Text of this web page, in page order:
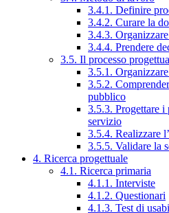
3.4.1. Definire
3.4.2. Curare la
3.4.3.
3.4.4. Prendere
3.5. Il processo
3.5.1.
3.5.2.
pubblico
3.5.3. Progettare i
servizio
3.5.4. Realizzare
3.5.5. Validare la
4. Ricerca progettuale
4.1. Ricerca primaria
4.1.1. Interviste
4.1.2. Questionari
4.1.3. Test di